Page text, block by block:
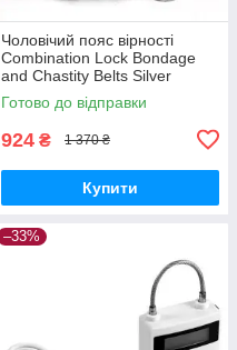
Чоловічий пояс вірності
Combination Lock Bondage
and Chastity Belts Silver
Вібратори мастурбатори
секс-шоп
Готово до відправки
924 ₴ 1 370 ₴
Купити
–33%